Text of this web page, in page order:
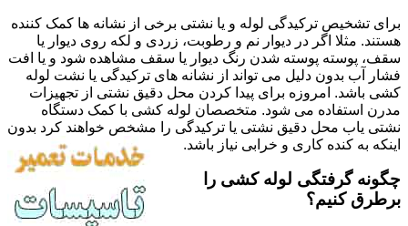
برای تشخیص ترکیدگی لوله و یا نشتی برخی از نشانه ها کمک کننده
هستند. مثلا اگر در دیوار نم و رطوبت، زردی و لکه روی دیوار یا
سقف، پوسته پوسته شدن رنگ دیوار یا سقف مشاهده شود و یا افت
فشار آب بدون دلیل می تواند از نشانه های ترکیدگی یا نشت لوله
کشی باشد. امروزه برای پیدا کردن محل دقیق نشتی از تجهیزات
مدرن استفاده می شود. متخصصان لوله کشی با کمک دستگاه
نشتی یاب محل دقیق نشتی یا ترکیدگی را مشخص خواهند کرد بدون
اینکه به کنده کاری و خرابی نیاز باشد.
چگونه گرفتگی لوله کشی را
برطرق کنیم؟